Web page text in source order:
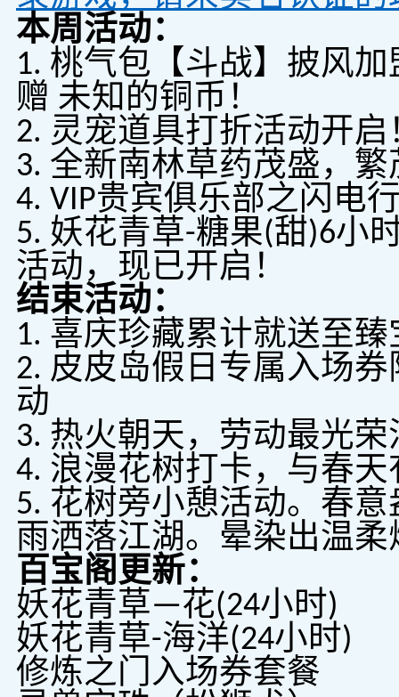
本周活动：
1. 桃气包【斗战】披风
赠 未知的铜币！
2. 灵宠道具打折活动开启
3. 全新南林草药茂盛，
4. VIP贵宾俱乐部之闪电
5. 妖花青草-糖果(甜)6小
活动，现已开启！
结束活动：
1. 喜庆珍藏累计就送至
2. 皮皮岛假日专属入场
动
3. 热火朝天，劳动最光荣
4. 浪漫花树打卡，与春天
5. 花树旁小憩活动。春
雨洒落江湖。晕染出温
百宝阁更新：
妖花青草—花(24小时)
妖花青草-海洋(24小时)
修炼之门入场券套餐